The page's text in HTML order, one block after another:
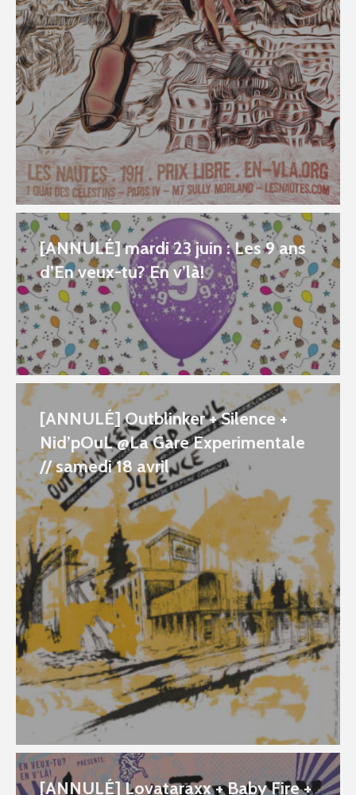
[ANNULÉ] mardi 23 juin : Les 9 ans
d’En veux-tu? En v’là!
[ANNULÉ] Outblinker + Silence +
Nid’pOuL @La Gare Experimentale
// samedi 18 avril
[ANNULÉ] Lovataraxx + Baby Fire +